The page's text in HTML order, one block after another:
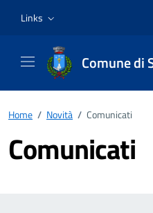
Links
Comune di
Home / Novità / Comunicati
Comunicati